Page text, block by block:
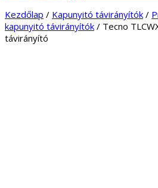
Kezdőlap / Kapunyitó távirányítók /
kapunyitó távirányítók / Tecno
távirányító